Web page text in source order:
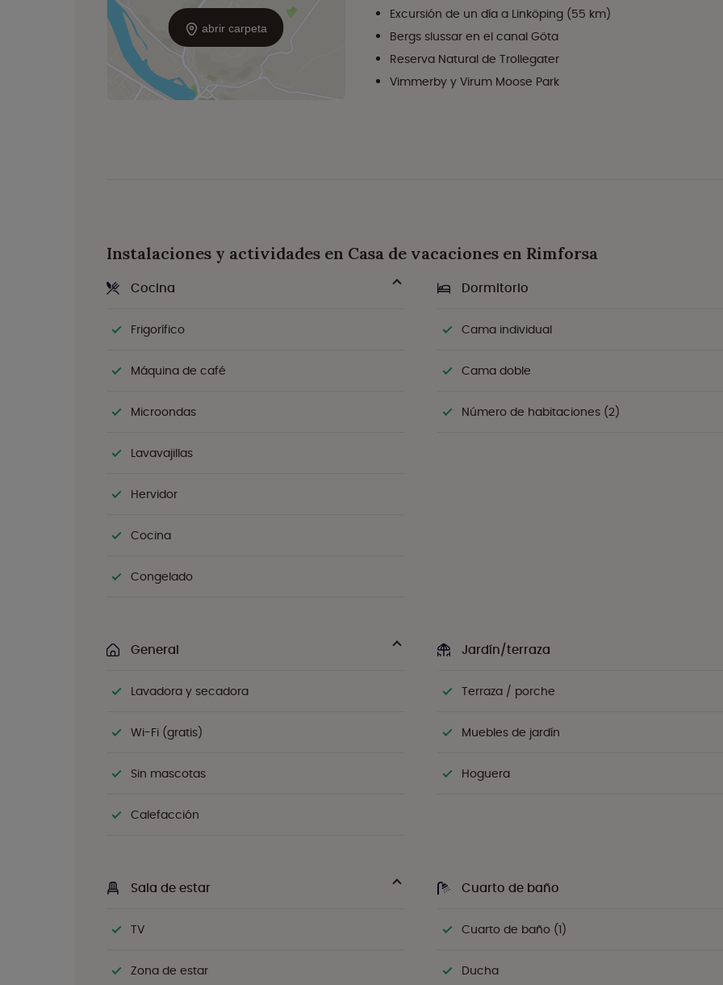
abrir carpeta
Excursión de un día a Linköping (55 km)
Bergs slussar en el canal Göta
Reserva Natural de Trollegater
Vimmerby y Virum Moose Park
Instalaciones y actividades en Casa de vacaciones en Rimforsa
Cocina
Frigorífico
Máquina de café
Microondas
Lavavajillas
Hervidor
Cocina
Congelado
Dormitorio
Cama individual
Cama doble
Número de habitaciones (2)
General
Lavadora y secadora
Wi-Fi (gratis)
Sin mascotas
Calefacción
Jardín/terraza
Terraza / porche
Muebles de jardín
Hoguera
Sala de estar
TV
Zona de estar
Cuarto de baño
Cuarto de baño (1)
Ducha